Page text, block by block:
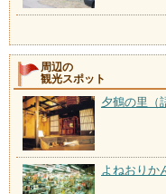
周辺の
観光スポット
夕鶴の里（
よねおりか